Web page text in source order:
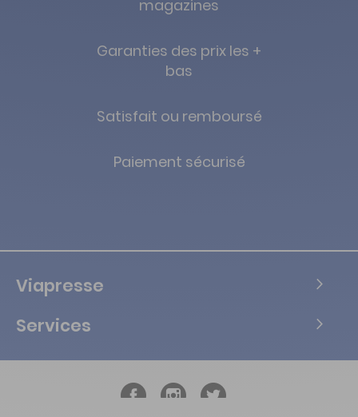
magazines
Garanties des prix les +
bas
Satisfait ou remboursé
Paiement sécurisé
Viapresse
Services